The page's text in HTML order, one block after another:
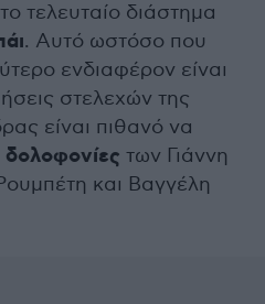
τελευταίο διάστημα
. Αυτό ωστόσο που
ενδιαφέρον είναι
στελεχών της
είναι πιθανό να
δολοφονίες των Γιάννη
και Βαγγέλη